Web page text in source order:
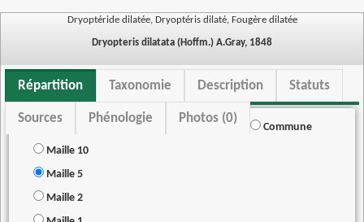
Dryoptéride dilatée, Dryoptéris dilaté, Fougère dilatée
Dryopteris dilatata (Hoffm.) A.Gray, 1848
Répartition Taxonomie Description Statuts
Sources Phénologie Photos (0)
Commune
Maille 10
Maille 5
Maille 2